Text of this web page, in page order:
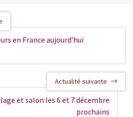
en France aujourd’hui
Actualité suivante
et salon les 6 et 7 décembre
prochains